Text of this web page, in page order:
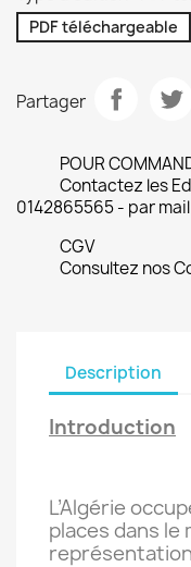
PDF téléchargeable
Partager
POUR
Contactez les
0142865565 - par
CGV
Consultez nos
Description
Introduction
L’Algérie
places dans le